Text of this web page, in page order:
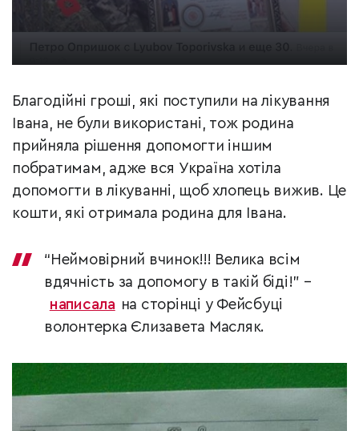
Благодійні гроші, які поступили на лікування
Івана, не були використані, тож родина
прийняла рішення допомогти іншим
побратимам, адже вся Україна хотіла
допомогти в лікуванні, щоб хлопець вижив. Це
кошти, які отримала родина для Івана.
“Неймовірний вчинок!!! Велика всім
вдячність за допомогу в такій біді!” –
написала на сторінці у Фейсбуці
волонтерка Єлизавета Масляк.